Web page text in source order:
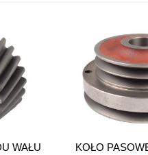
WAŁU
KOŁO